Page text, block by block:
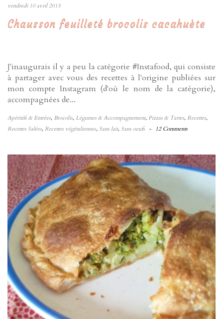
vendredi 10 avril 2015
Chausson feuilleté brocolis cacahuète
J'inaugurais il y a peu la catégorie #Instafood, qui consiste
à partager avec vous des recettes à l'origine publiées sur
mon compte Instagram (d'où le nom de la catégorie),
accompagnées de...
Apéritifs & Entrées, Brocolis, Légumes & Accompagnement, Pizzas & Tartes, Recettes,
Recettes Salées, Recettes végétaliennes, Sans lait, Sans oeufs - 12 Comments